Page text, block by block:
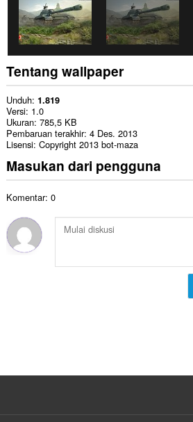
Tentang wallpaper
Unduh 1.819
Versi 1.0
Ukuran 785,5 KB
Pembaruan terakhir 4 Des. 2013
Lisensi Copyright 2013 bot-maza
Masukan dari pengguna
Komentar: 0